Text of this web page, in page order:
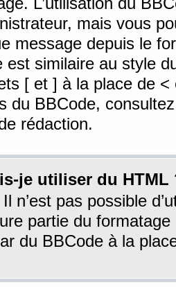
mais vous
message depuis le
est similaire au style
[ et ] à la place de <
du BBCode,
rédaction.
je utiliser du HTML
n’est pas possible
partie du
du BBCode à la